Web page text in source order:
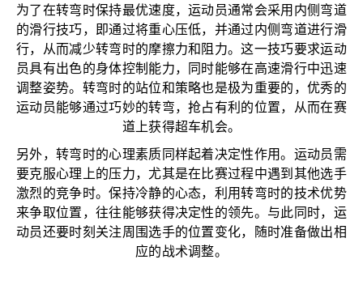
为了在转弯时保持最优速度，运动员通常会采用内侧弯道
的滑行技巧，即通过将重心压低，并通过内侧弯道进行滑
行，从而减少转弯时的摩擦力和阻力。这一技巧要求运动
员具有出色的身体控制能力，同时能够在高速滑行中迅速
调整姿势。转弯时的站位和策略也是极为重要的，优秀的
运动员能够通过巧妙的转弯，抢占有利的位置，从而在赛
道上获得超车机会。
另外，转弯时的心理素质同样起着决定性作用。运动员需
要克服心理上的压力，尤其是在比赛过程中遇到其他选手
激烈的竞争时。保持冷静的心态，利用转弯时的技术优势
来争取位置，往往能够获得决定性的领先。与此同时，运
动员还要时刻关注周围选手的位置变化，随时准备做出相
应的战术调整。